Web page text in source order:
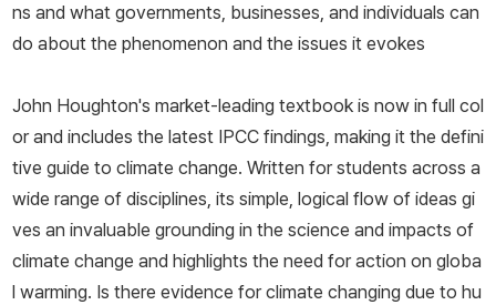
ns and what governments, businesses, and individuals can
do about the phenomenon and the issues it evokes
John Houghton's market-leading textbook is now in full col
or and includes the latest IPCC findings, making it the defini
tive guide to climate change. Written for students across a
wide range of disciplines, its simple, logical flow of ideas gi
ves an invaluable grounding in the science and impacts of
climate change and highlights the need for action on globa
l warming. Is there evidence for climate changing due to hu